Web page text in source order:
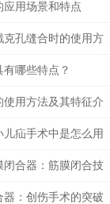
应用场景和特点
克孔缝合时的使用方
哪些特点？
使用方法及其特征介
儿疝手术中是怎么用
闭合器：筋膜闭合技
器：创伤手术的突破